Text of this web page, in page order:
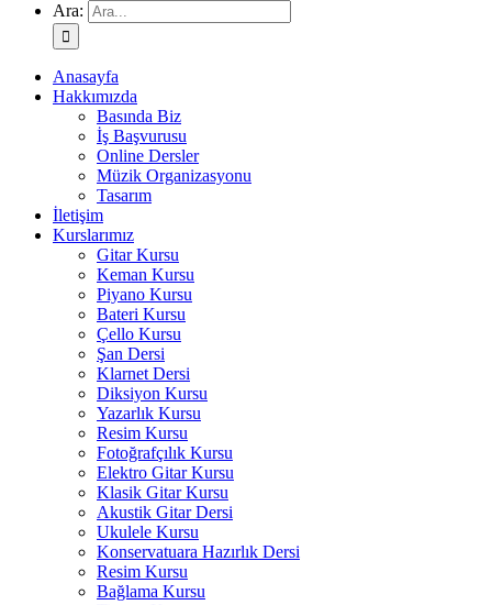
Ara:
Anasayfa
Hakkımızda
Basında Biz
İş Başvurusu
Online Dersler
Müzik Organizasyonu
Tasarım
İletişim
Kurslarımız
Gitar Kursu
Keman Kursu
Piyano Kursu
Bateri Kursu
Çello Kursu
Şan Dersi
Klarnet Dersi
Diksiyon Kursu
Yazarlık Kursu
Resim Kursu
Fotoğrafçılık Kursu
Elektro Gitar Kursu
Klasik Gitar Kursu
Akustik Gitar Dersi
Ukulele Kursu
Konservatuara Hazırlık Dersi
Resim Kursu
Bağlama Kursu